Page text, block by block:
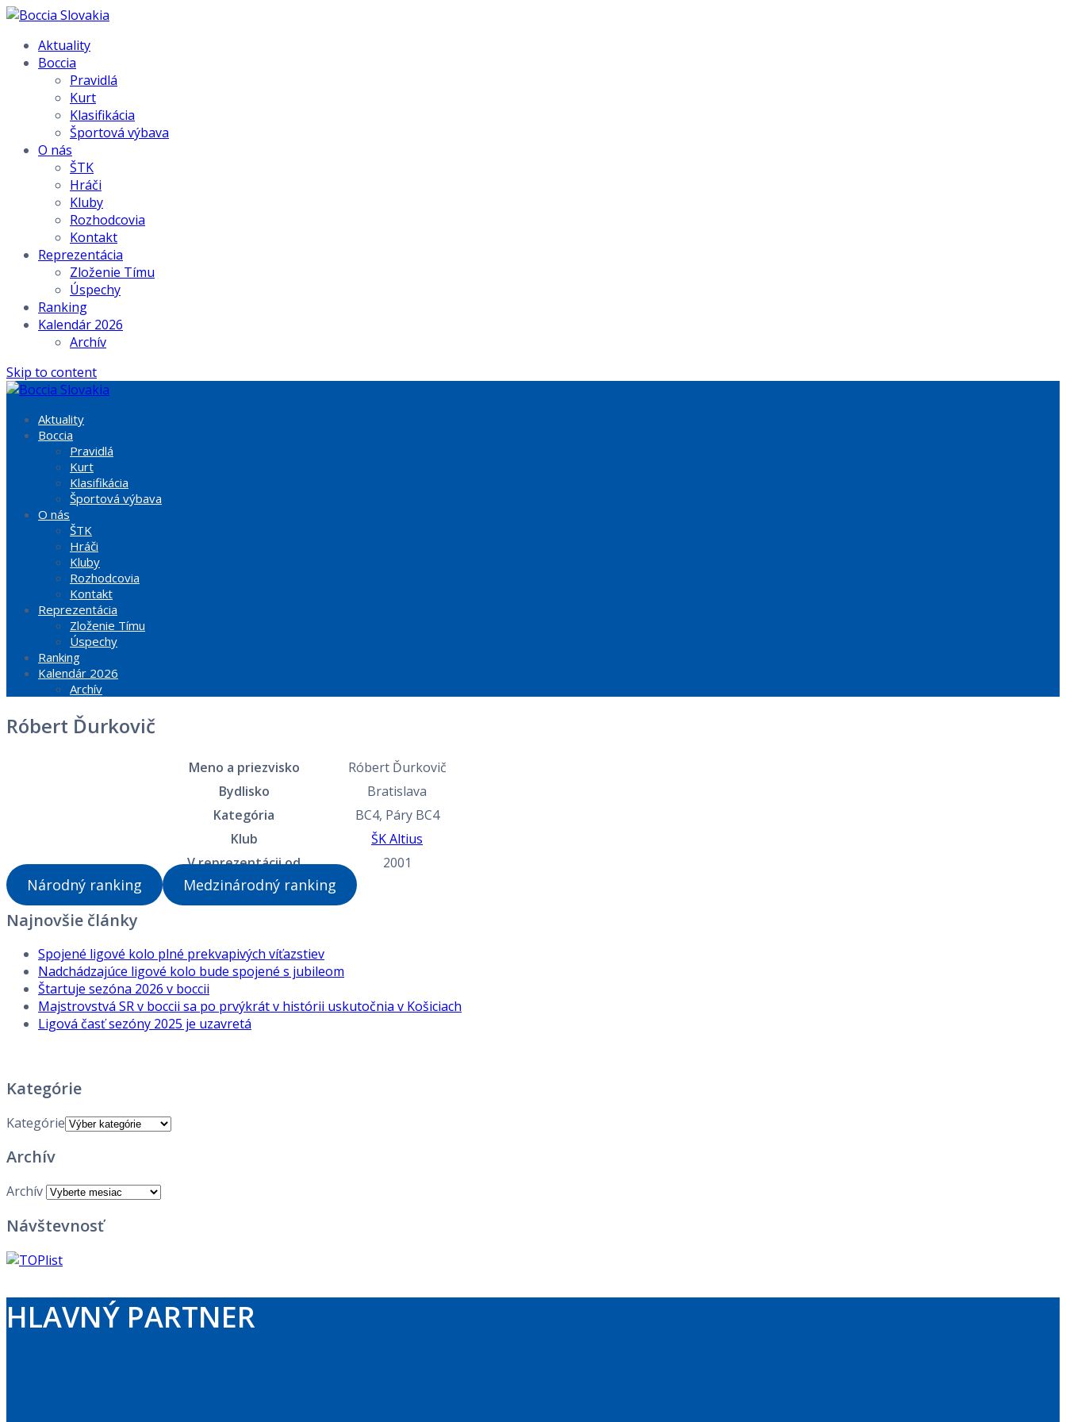
Aktuality
Boccia
Pravidlá
Kurt
Klasifikácia
Športová výbava
O nás
ŠTK
Hráči
Kluby
Rozhodcovia
Kontakt
Reprezentácia
Zloženie Tímu
Úspechy
Ranking
Kalendár 2026
Archív
Skip to content
Aktuality
Boccia
Pravidlá
Kurt
Klasifikácia
Športová výbava
O nás
ŠTK
Hráči
Kluby
Rozhodcovia
Kontakt
Reprezentácia
Zloženie Tímu
Úspechy
Ranking
Kalendár 2026
Archív
Róbert Ďurkovič
Meno a priezvisko
Róbert Ďurkovič
Bydlisko
Bratislava
Kategória
BC4, Páry BC4
Klub
ŠK Altius
V reprezentácii od
2001
Národný ranking Medzinárodný ranking
Najnovšie články
Spojené ligové kolo plné prekvapivých víťazstiev
Nadchádzajúce ligové kolo bude spojené s jubileom
Štartuje sezóna 2026 v boccii
Majstrovstvá SR v boccii sa po prvýkrát v histórii uskutočnia v Košiciach
Ligová časť sezóny 2025 je uzavretá
Kategórie
Kategórie
Archív
Archív
Návštevnosť
HLAVNÝ PARTNER